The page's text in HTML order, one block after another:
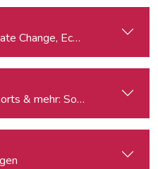
& mehr: Social Media-